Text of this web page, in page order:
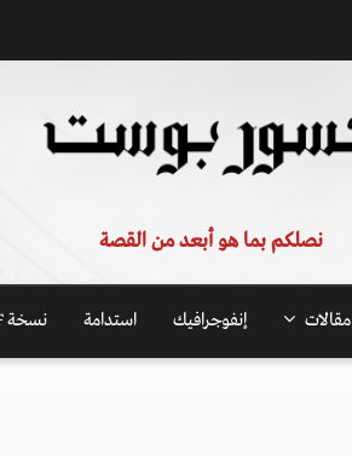
نصلكم بما هو أبعد من القصة
مقالات إنفوجرافيك استدامة نسخة PDF